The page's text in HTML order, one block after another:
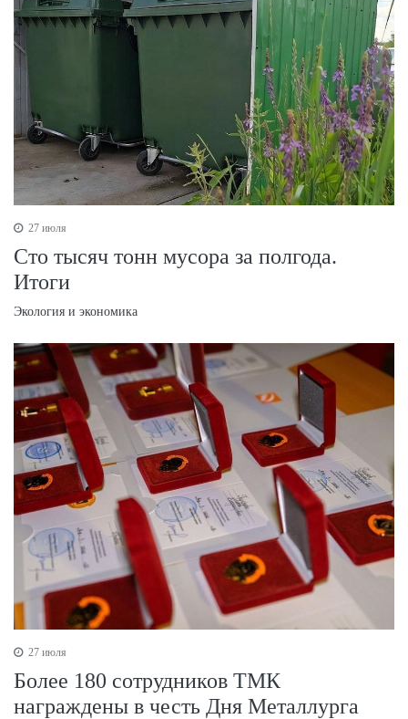
27 июля
Сто тысяч тонн мусора за полгода.
Итоги
Экология и экономика
27 июля
Более 180 сотрудников ТМК
награждены в честь Дня Металлурга